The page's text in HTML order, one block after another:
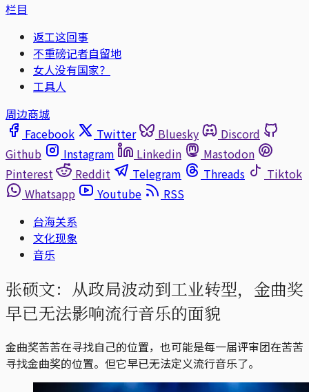
栏目
返工这回事
不重磅记者自留地
女人没有国家？
工具人
周边商城
Facebook
Twitter Bluesky
Discord
Github
Instagram Linkedin
Mastodon
Pinterest
Reddit Telegram Threads
Tiktok
Whatsapp
Youtube
RSS
台海关系
文化现象
音乐
张硕文：从政局波动到工业转型，金曲奖
早已无法影响流行音乐的面貌
金曲奖苦苦在寻找自己的位置，也可能是每一届评审团在苦苦
寻找金曲奖的位置。但它早已无法定义流行音乐了。